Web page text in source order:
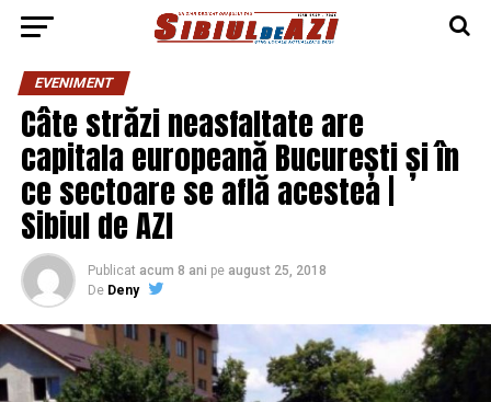
EVENIMENT
Câte străzi neasfaltate are
capitala europeană București și în
ce sectoare se află acestea |
Sibiul de AZI
Publicat acum 8 ani pe august 25, 2018
De Deny